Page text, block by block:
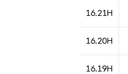
16.21H
16.20H
16.19H